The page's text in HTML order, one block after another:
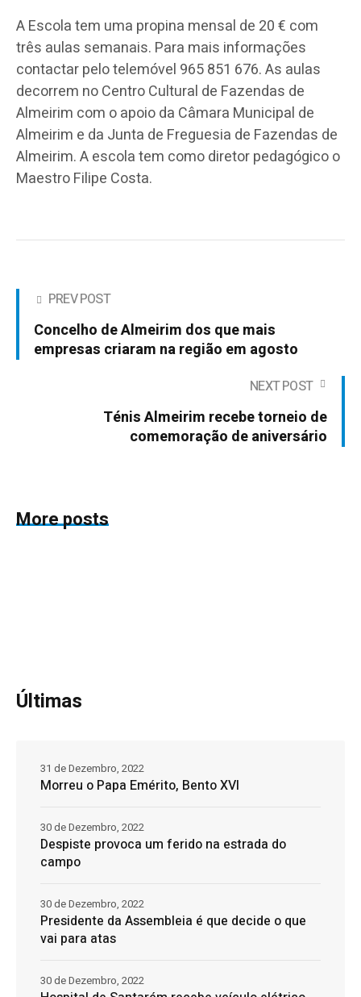
A Escola tem uma propina mensal de 20 € com
três aulas semanais. Para mais informações
contactar pelo telemóvel 965 851 676. As aulas
decorrem no Centro Cultural de Fazendas de
Almeirim com o apoio da Câmara Municipal de
Almeirim e da Junta de Freguesia de Fazendas de
Almeirim. A escola tem como diretor pedagógico o
Maestro Filipe Costa.
PREV POST
Concelho de Almeirim dos que mais
empresas criaram na região em agosto
NEXT POST
Ténis Almeirim recebe torneio de
comemoração de aniversário
More posts
Últimas
Morreu o Papa Emérito, Bento XVI
31 de Dezembro, 2022
Despiste provoca um ferido na estrada do
campo
30 de Dezembro, 2022
Presidente da Assembleia é que decide o que
vai para atas
30 de Dezembro, 2022
30 de Dezembro, 2022